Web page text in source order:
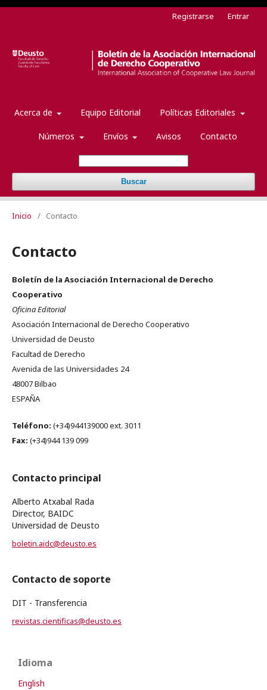
Acerca de Equipo Editorial Políticas Editoriales
Números Envíos Avisos Contacto
Buscar
Registrarse Entrar
Inicio / Contacto
Contacto
Boletín de la Asociación Internacional de Derecho
Cooperativo
Oficina Editorial
Asociación Internacional de Derecho Cooperativo
Universidad de Deusto
Facultad de Derecho
Avenida de las Universidades 24
48007 Bilbao
ESPAÑA
Teléfono: (+34)944139000 ext. 3011
Fax: (+34)944 139 099
Contacto principal
Alberto Atxabal Rada
Director, BAIDC
Universidad de Deusto
boletin.aidc@deusto.es
Contacto de soporte
DIT - Transferencia
revistas.cientificas@deusto.es
Idioma
English